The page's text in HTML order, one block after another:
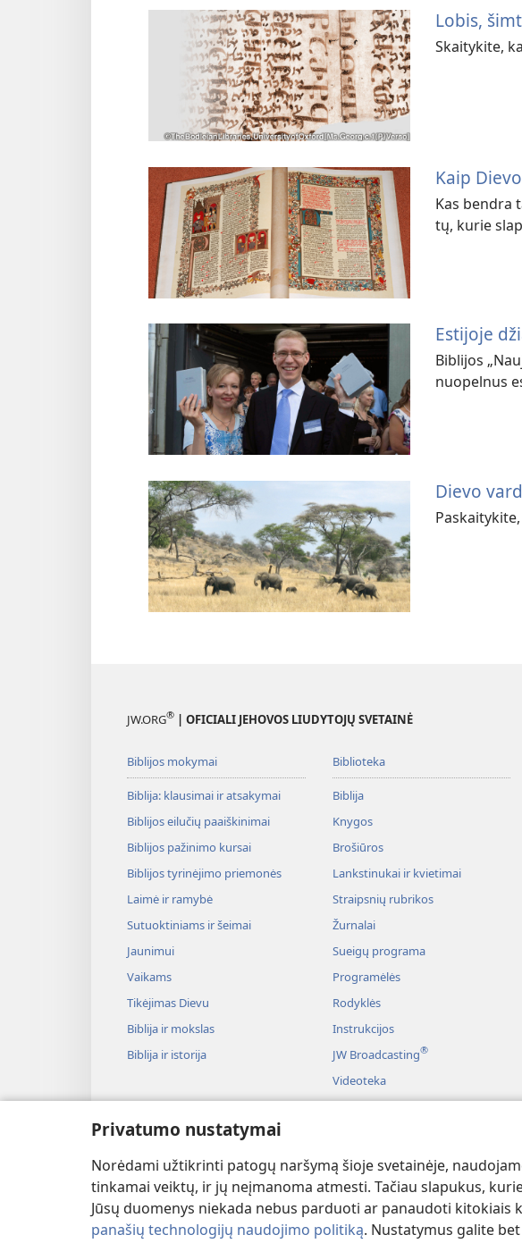
Privatumo nustatymai
Norėdami užtikrinti patogų naršymą šioje svetainėje,
tinkamai veiktų, ir jų neįmanoma atmesti. Tačiau slapukus,
Jūsų duomenys niekada nebus parduoti ar panaudoti
panašių technologijų naudojimo politiką. Nustatymus galite
Lobis,
Skaitykite,
Kaip
Kas bendra
tų, kurie
Estijoje
Biblijos
nuopelnus
Dievo
JW.ORG® | OFICIALI JEHOVOS LIUDYTOJŲ SVETAINĖ
Biblijos mokymai
Biblija: klausimai ir atsakymai
Biblijos eilučių paaiškinimai
Biblijos pažinimo kursai
Biblijos tyrinėjimo priemonės
Laimė ir ramybė
Sutuoktiniams ir šeimai
Jaunimui
Vaikams
Tikėjimas Dievu
Biblija ir mokslas
Biblija ir istorija
Biblioteka
Biblija
Knygos
Brošiūros
Lankstinukai ir kvietimai
Straipsnių rubrikos
Žurnalai
Sueigų programa
Programėlės
Rodyklės
Instrukcijos
JW Broadcasting®
Videoteka
Muzika
Biblijos skaitymas vaidmenimis
Copyright© 2026 Watch Tower Bible and Tract Society of